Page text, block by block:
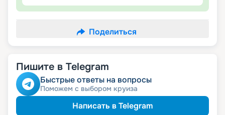
Поделиться
Пишите в Telegram
Быстрые ответы на вопросы
Поможем с выбором круиза
Написать в Telegram